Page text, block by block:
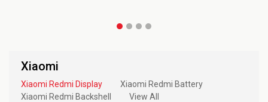
Xiaomi
Xiaomi Redmi Display
Xiaomi Redmi Battery
Xiaomi Redmi Backshell
View All